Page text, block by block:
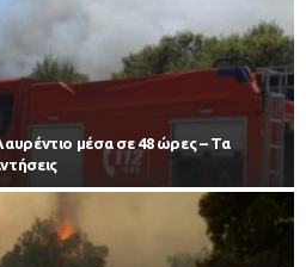
μέσα σε 48 ώρες – Τα